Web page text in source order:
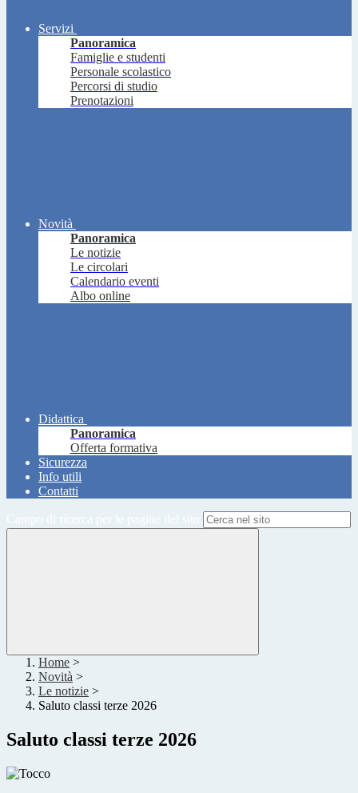
Servizi
Panoramica
Famiglie e studenti
Personale scolastico
Percorsi di studio
Prenotazioni
Novità
Panoramica
Le notizie
Le circolari
Calendario eventi
Albo online
Didattica
Panoramica
Offerta formativa
Sicurezza
Info utili
Contatti
Home >
Novità >
Le notizie >
Saluto classi terze 2026
Saluto classi terze 2026